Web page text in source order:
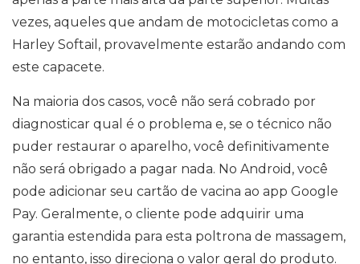
vezes, aqueles que andam de motocicletas como a
Harley Softail, provavelmente estarão andando com
este capacete.
Na maioria dos casos, você não será cobrado por
diagnosticar qual é o problema e, se o técnico não
puder restaurar o aparelho, você definitivamente
não será obrigado a pagar nada. No Android, você
pode adicionar seu cartão de vacina ao app Google
Pay. Geralmente, o cliente pode adquirir uma
garantia estendida para esta poltrona de massagem,
no entanto, isso direciona o valor geral do produto.